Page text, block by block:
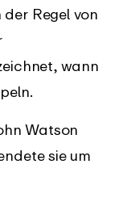
Regel von
wann
Watson
sie um